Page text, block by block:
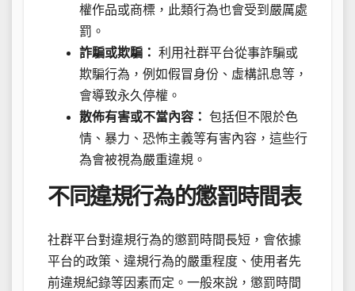
權作品或商標，此類行為也會受到嚴厲處
罰。
詐騙或欺騙： 利用社群平台從事詐騙或
欺騙行為，例如假冒身份、虛構訊息等，
會導致永久停權。
散佈有害或不當內容： 包括但不限於色
情、暴力、恐怖主義等有害內容，這些行
為會被視為嚴重違規。
不同違規行為的懲罰時間表
社群平台對違規行為的懲罰時間長短，會依據
平台的政策、違規行為的嚴重程度、使用者先
前違規紀錄等因素而定。一般來說，懲罰時間